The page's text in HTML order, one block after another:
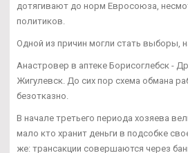
дотягивают до норм Евросоюза,
политиков.
Одной из причин могли стать выборы,
Анастровер в аптеке Борисоглебск -
Жигулевск. До сих пор схема обмана
безотказно.
В начале третьего периода хозяева
мало кто хранит деньги в подсобке
же: трансакции совершаются через